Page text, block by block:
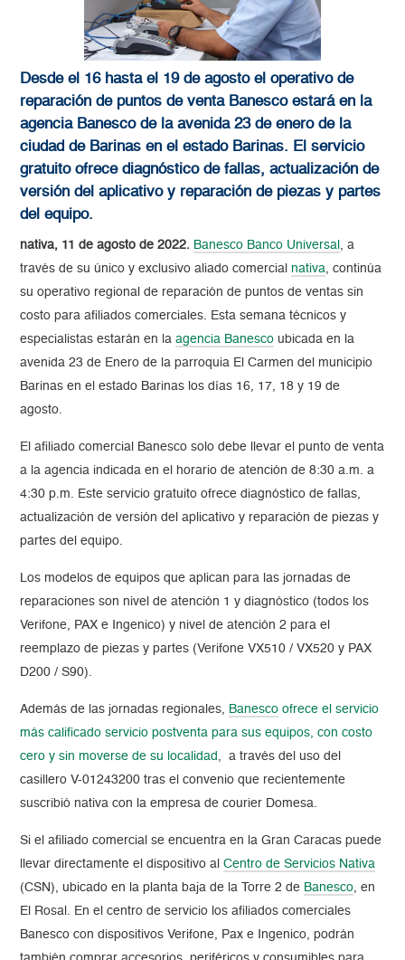
Desde el 16 hasta el 19 de agosto el operativo de
reparación de puntos de venta Banesco estará en la
agencia Banesco de la avenida 23 de enero de la
ciudad de Barinas en el estado Barinas. El servicio
gratuito ofrece diagnóstico de fallas, actualización de
versión del aplicativo y reparación de piezas y partes
del equipo.
nativa, 11 de agosto de 2022. Banesco Banco Universal , a
través de su único y exclusivo aliado comercialnativa, continúa
su operativo regional de reparación de puntos de ventas sin
costo para afiliados comerciales. Esta semana técnicos y
especialistas estarán en laagencia Banesco ubicada en la
avenida 23 de Enero de la parroquia El Carmen del municipio
Barinas en el estado Barinas los días 16, 17, 18 y 19 de
agosto.
El afiliado comercial Banesco solo debe llevar el punto de venta
a la agencia indicada en el horario de atención de 8:30 a.m. a
4:30 p.m. Este servicio gratuito ofrece diagnóstico de fallas,
actualización de versión del aplicativo y reparación de piezas y
partes del equipo.
Los modelos de equipos que aplican para las jornadas de
reparaciones son nivel de atención 1 y diagnóstico (todos los
Verifone, PAX e Ingenico) y nivel de atención 2 para el
reemplazo de piezas y partes (Verifone VX510 / VX520 y PAX
D200 / S90).
Además de las jornadas regionales, Banesco ofrece el servicio
más calificado servicio postventa para sus equipos, con costo
cero y sin moverse de su localidad , a través del uso del
casillero V-01243200 tras el convenio que recientemente
suscribió nativa con la empresa de courier Domesa.
Si el afiliado comercial se encuentra en la Gran Caracas puede
llevar directamente el dispositivo alCentro de Servicios Nativa
(CSN), ubicado en la planta baja de la Torre 2 de Banesco, en
El Rosal. En el centro de servicio los afiliados comerciales
Banesco con dispositivos Verifone, Pax e Ingenico, podrán